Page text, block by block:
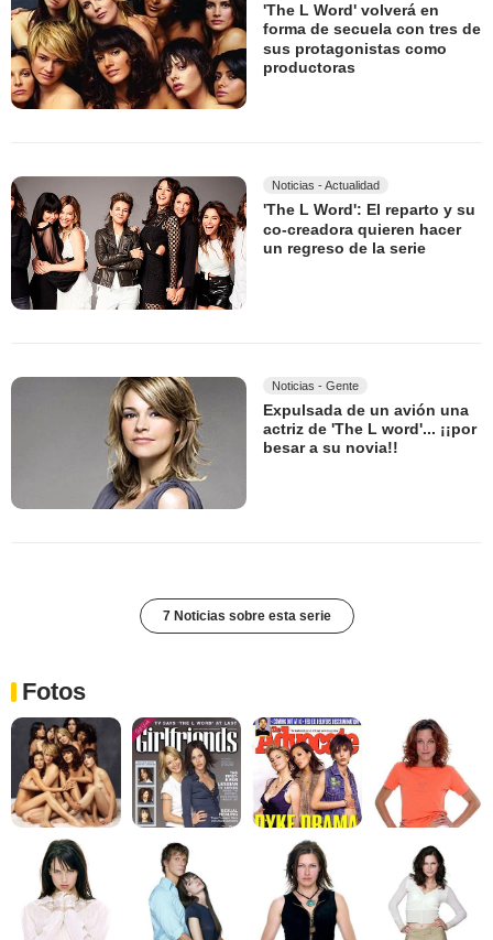
'The L Word' volverá en
forma de secuela con tres de
sus protagonistas como
productoras
Noticias - Actualidad
'The L Word': El reparto y su
co-creadora quieren hacer
un regreso de la serie
Noticias - Gente
Expulsada de un avión una
actriz de 'The L word'... ¡¡por
besar a su novia!!
7 Noticias sobre esta serie
Fotos